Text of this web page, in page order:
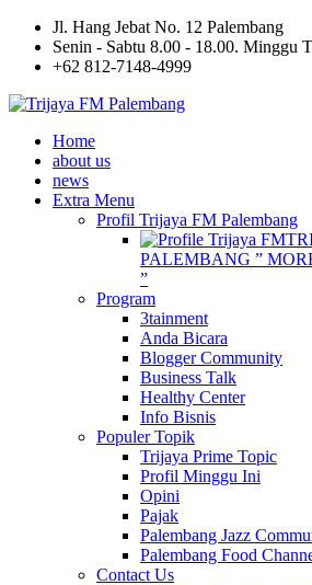
Jl. Hang Jebat No. 12 Palembang
Senin - Sabtu 8.00 - 18.00. Minggu
+62 812-7148-4999
Home
about us
news
Extra Menu
Profil Trijaya FM Palembang
PALEMBANG ”
”
Program
3tainment
Anda Bicara
Blogger Community
Business Talk
Healthy Center
Info Bisnis
Populer Topik
Trijaya Prime Topic
Profil Minggu Ini
Opini
Pajak
Palembang Jazz
Palembang Food
Contact Us